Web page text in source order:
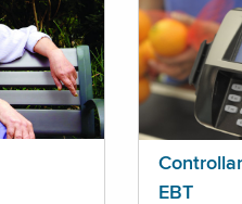
EBT